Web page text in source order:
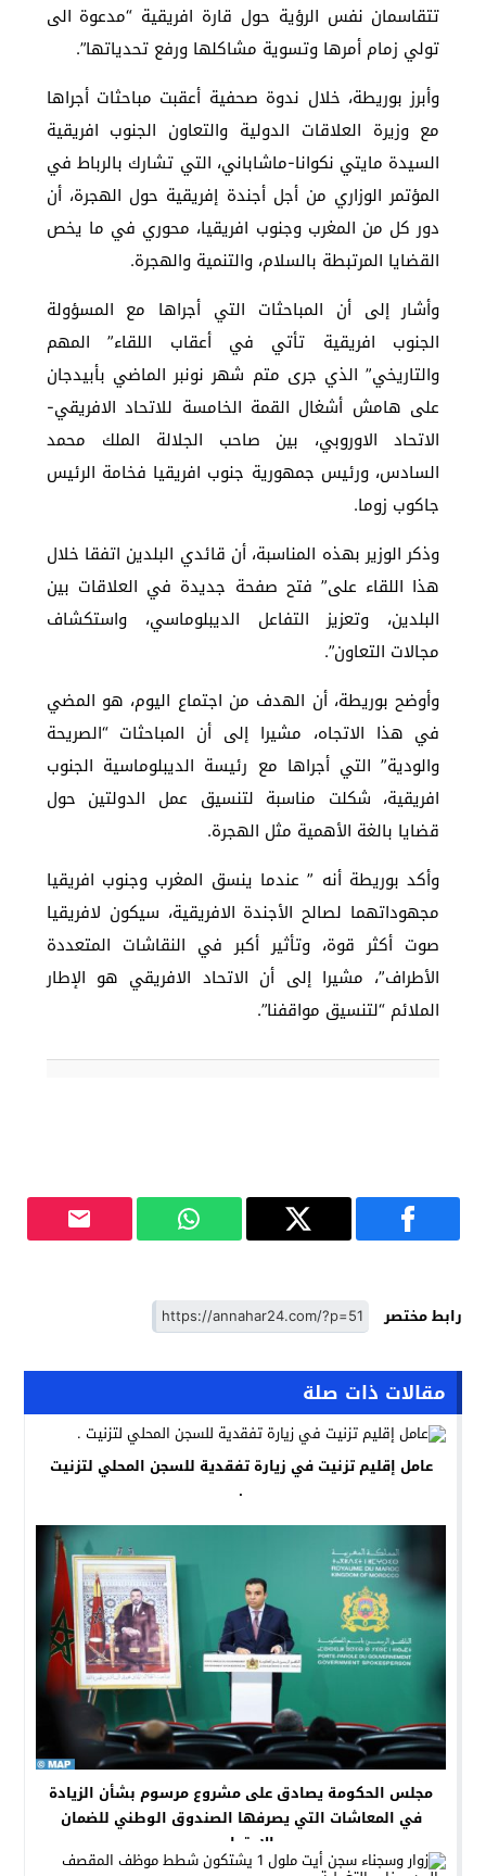
تتقاسمان نفس الرؤية حول قارة افريقية “مدعوة الى
تولي زمام أمرها وتسوية مشاكلها ورفع تحدياتها”.
وأبرز بوريطة، خلال ندوة صحفية أعقبت مباحثات أجراها
مع وزيرة العلاقات الدولية والتعاون الجنوب افريقية
السيدة مايتي نكوانا-ماشاباني، التي تشارك بالرباط في
المؤتمر الوزاري من أجل أجندة إفريقية حول الهجرة، أن
دور كل من المغرب وجنوب افريقيا، محوري في ما يخص
القضايا المرتبطة بالسلام، والتنمية والهجرة.
وأشار إلى أن المباحثات التي أجراها مع المسؤولة
الجنوب افريقية تأتي في أعقاب اللقاء” المهم
والتاريخي” الذي جرى متم شهر نونبر الماضي بأبيدجان
على هامش أشغال القمة الخامسة للاتحاد الافريقي-
الاتحاد الاوروبي، بين صاحب الجلالة الملك محمد
السادس، ورئيس جمهورية جنوب افريقيا فخامة الرئيس
جاكوب زوما.
وذكر الوزير بهذه المناسبة، أن قائدي البلدين اتفقا خلال
هذا اللقاء على” فتح صفحة جديدة في العلاقات بين
البلدين، وتعزيز التفاعل الديبلوماسي، واستكشاف
مجالات التعاون”.
وأوضح بوريطة، أن الهدف من اجتماع اليوم، هو المضي
في هذا الاتجاه، مشيرا إلى أن المباحثات “الصريحة
والودية” التي أجراها مع رئيسة الديبلوماسية الجنوب
افريقية، شكلت مناسبة لتنسيق عمل الدولتين حول
قضايا بالغة الأهمية مثل الهجرة.
وأكد بوريطة أنه ” عندما ينسق المغرب وجنوب افريقيا
مجهوداتهما لصالح الأجندة الافريقية، سيكون لافريقيا
صوت أكثر قوة، وتأثير أكبر في النقاشات المتعددة
الأطراف”، مشيرا إلى أن الاتحاد الافريقي هو الإطار
الملائم “لتنسيق مواقفنا”.
رابط مختصر
مقالات ذات صلة
عامل إقليم تزنيت في زيارة تفقدية للسجن المحلي لتزنيت
.
مجلس الحكومة يصادق على مشروع مرسوم بشأن الزيادة
في المعاشات التي يصرفها الصندوق الوطني للضمان
الاجتماعي